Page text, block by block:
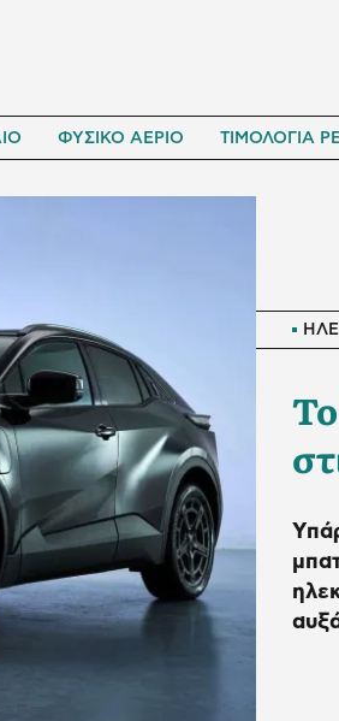
ΦΥΣΙΚΟ ΑΕΡΙΟ ΤΙΜΟΛΟΓΙΑ